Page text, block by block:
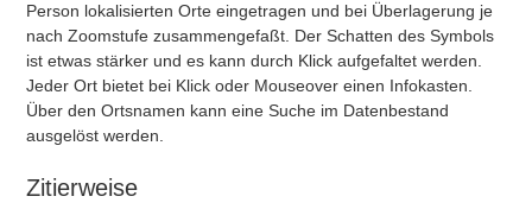
Person lokalisierten Orte eingetragen und bei Überlagerung je
nach Zoomstufe zusammengefaßt. Der Schatten des Symbols
ist etwas stärker und es kann durch Klick aufgefaltet werden.
Jeder Ort bietet bei Klick oder Mouseover einen Infokasten.
Über den Ortsnamen kann eine Suche im Datenbestand
ausgelöst werden.
Zitierweise